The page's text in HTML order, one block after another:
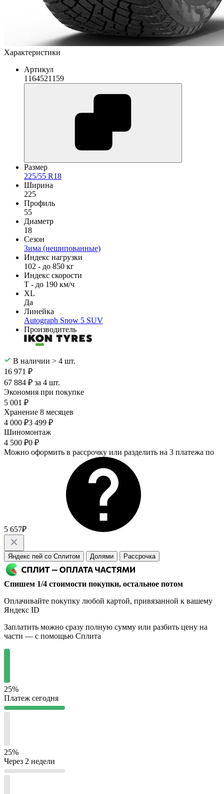
Характеристики
Артикул
1164521159
Размер
225/55 R18
Ширина
225
Профиль
55
Диаметр
18
Сезон
Зима (нешипованные)
Индекс нагрузки
102 - до 850 кг
Индекс скорости
T - до 190 км/ч
XL
Да
Линейка
Autograph Snow 5 SUV
Производитель
В наличии > 4 шт.
16 971 ₽
67 884 ₽ за 4 шт.
Экономия при покупке
5 001 ₽
Хранение 8 месяцев
4 000 ₽3 499 ₽
Шиномонтаж
4 500 ₽0 ₽
Можно оформить в рассрочку или разделить на 3 платежа по
5 657₽
Яндекс пей со Сплитом Долями Рассрочка
Спишем 1/4 стоимости покупки, остальное потом
Оплачивайте покупку любой картой, привязанной к вашему
Яндекс ID
Заплатить можно сразу полную сумму или разбить цену на
части — с помощью Сплита
25%
Платеж сегодня
25%
Через 2 недели